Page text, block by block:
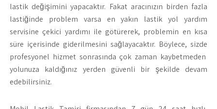
lastik değişimini yapacaktır. Fakat aracınızın birden fazla
lastiğinde problem varsa en yakın lastik yol yardım
servisine çekici yardımı ile götürerek, problemin en kısa
süre içerisinde giderilmesini sağlayacaktır. Böylece, sizde
profesyonel hizmet sonrasında çok zaman kaybetmeden
yolunuza kaldığınız yerden güvenli bir şekilde devam
edebilirsiniz.